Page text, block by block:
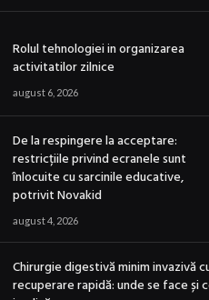
Rolul tehnologiei in organizarea
activitatilor zilnice
august 6, 2026
De la respingere la acceptare:
restricțiile privind ecranele sunt
înlocuite cu sarcinile educative,
potrivit Novakid
august 4, 2026
Chirurgie digestivă minim invazivă
recuperare rapidă: unde se face și